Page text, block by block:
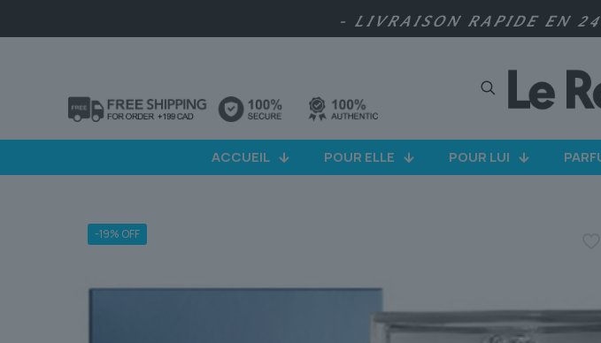
- LIVRAISON RAPIDE EN
ACCUEIL POUR ELLE POUR LUI
-19% OFF